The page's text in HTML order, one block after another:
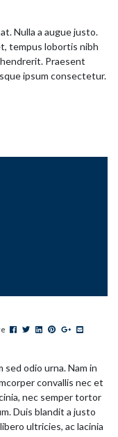
Nulla a augue justo.
tempus lobortis nibh
Praesent
ipsum consectetur.
Post this to Facebook
Tweet this
Share this on
Pin this on
+1 this on
Share
odio urna. Nam in
convallis nec et
nec semper tortor
Duis blandit a justo
ultricies, ac lacinia